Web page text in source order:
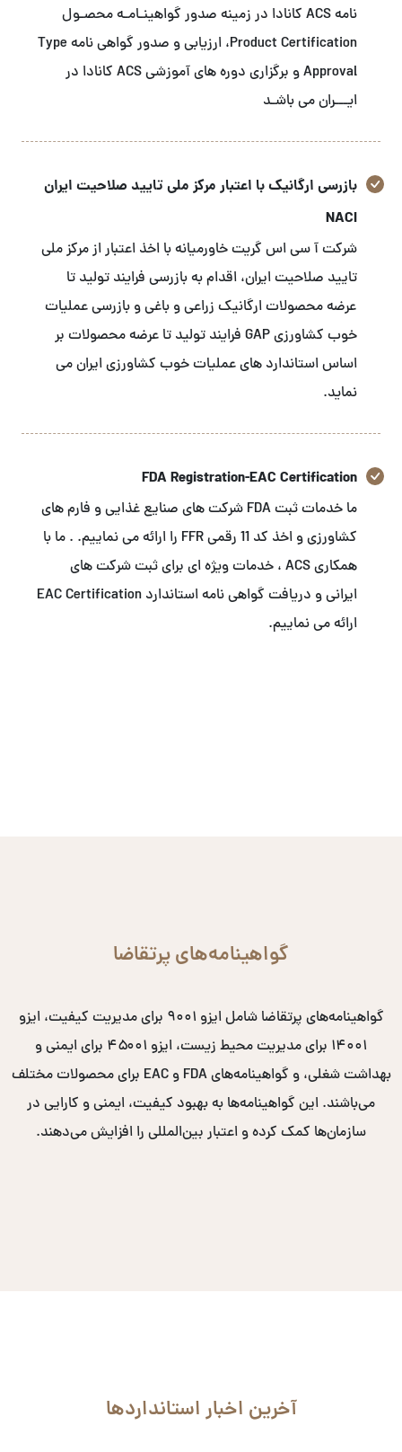
نامه ACS کانادا در زمینه صدور گواهینـامـه محصـول
Product Certification، ارزیابی و صدور گواهی نامه Type
Approval و برگزاری دوره های آموزشی ACS کانادا در
ایـــران می باشـد
بازرسی ارگانیک با اعتبار مرکز ملی تایید صلاحیت ایران
NACI
شرکت آ سی اس گریت خاورمیانه با اخذ اعتبار از مرکز ملی
تایید صلاحیت ایران، اقدام به بازرسی فرایند تولید تا
عرضه محصولات ارگانیک زراعی و باغی و بازرسی عملیات
خوب کشاورزی GAP فرایند تولید تا عرضه محصولات بر
اساس استاندارد های عملیات خوب کشاورزی ایران می
نماید.
FDA Registration-EAC Certification
ما خدمات ثبت FDA شرکت های صنایع غذایی و فارم های
کشاورزی و اخذ کد 11 رقمی FFR را ارائه می نماییم. . ما با
همکاری ACS ، خدمات ویژه ای برای ثبت شرکت های
ایرانی و دریافت گواهی نامه استاندارد EAC Certification
ارائه می نماییم.
گواهینامه‌های پرتقاضا
گواهینامه‌های پرتقاضا شامل ایزو ۹۰۰۱ برای مدیریت کیفیت، ایزو
۱۴۰۰۱ برای مدیریت محیط زیست، ایزو ۴۵۰۰۱ برای ایمنی و
بهداشت شغلی، و گواهینامه‌های FDA و EAC برای محصولات مختلف
می‌باشند. این گواهینامه‌ها به بهبود کیفیت، ایمنی و کارایی در
سازمان‌ها کمک کرده و اعتبار بین‌المللی را افزایش می‌دهند.
آخرین اخبار استانداردها